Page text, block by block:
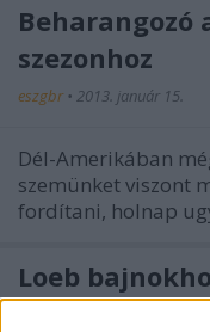
Beharangozó
szezonhoz
eszgbr • 2013. január 15.
Dél-Amerikában
szemünket viszont
fordítani, holnap
Loeb
szezont